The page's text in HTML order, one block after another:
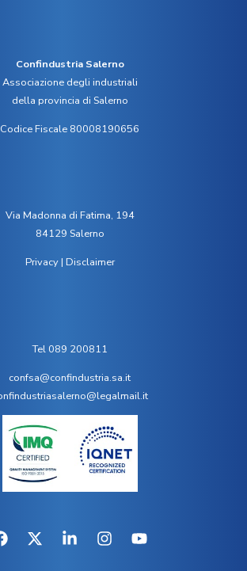
Confindustria Salerno
Associazione degli industriali
della provincia di Salerno
Codice Fiscale 80008190656
Via Madonna di Fatima, 194
84129 Salerno
Privacy| Disclaimer
Tel 089 200811
confsa@confindustria.sa.it